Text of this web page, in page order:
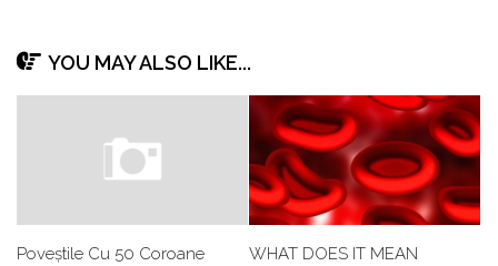
YOU MAY ALSO LIKE...
Poveștile Cu 50 Coroane
WHAT DOES IT MEAN